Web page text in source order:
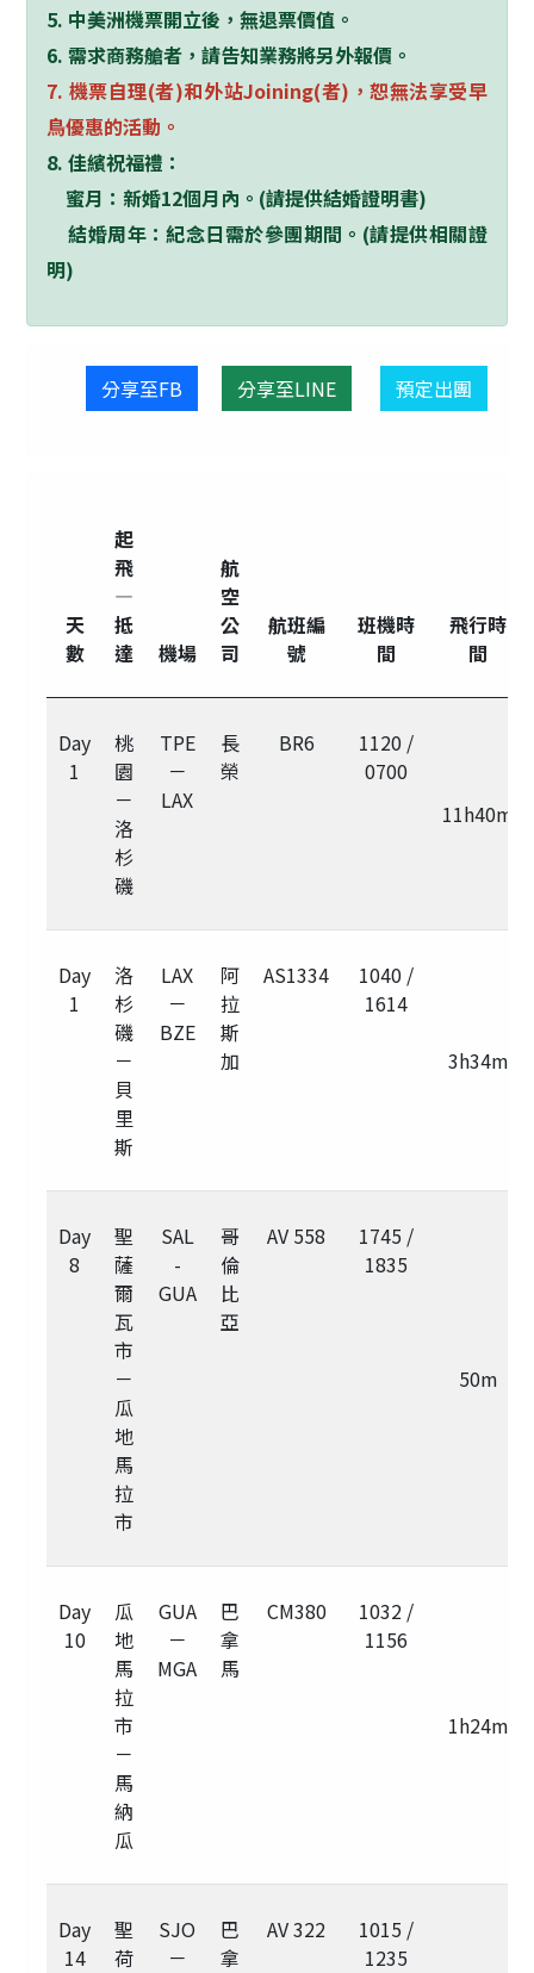
5. 中美洲機票開立後，無退票價值。
6. 需求商務艙者，請告知業務將另外報價。
7. 機票自理(者)和外站Joining(者) ，恕無法享受早
鳥優惠的活動。
8. 佳繽祝福禮：
蜜月：新婚12個月內。(請提供結婚證明書)
結婚周年：紀念日需於參團期間。(請提供相關證
明)
分享至FB 分享至LINE 預定出團
天
數
起
飛
—
抵
達
機場
航
空
公
司
航班編
號
班機時
間
飛行時
間
Day
1
桃
園
－
洛
杉
磯
TPE
－
LAX
長
榮
BR6
1120 /
0700
11h40m
Day
1
洛
杉
磯
－
貝
里
斯
LAX
－
BZE
阿
拉
斯
加
AS1334
1040 /
1614
3h34m
Day
8
聖
薩
爾
瓦
市
－
瓜
地
馬
拉
市
SAL
-
GUA
哥
倫
比
亞
AV 558
1745 /
1835
50m
Day
10
瓜
地
馬
拉
市
－
馬
納
瓜
GUA
－
MGA
巴
拿
馬
CM380
1032 /
1156
1h24m
Day
14
聖
荷
SJO
－
巴
拿
AV 322
1015 /
1235